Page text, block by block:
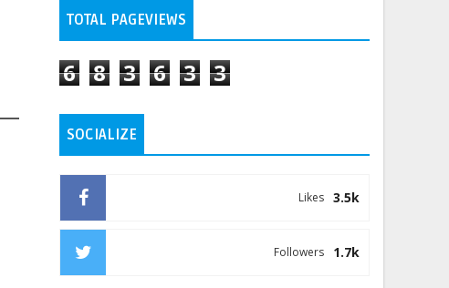
TOTAL PAGEVIEWS
6 8 3 6 3 3
SOCIALIZE
3.5k
Likes
1.7k
Followers